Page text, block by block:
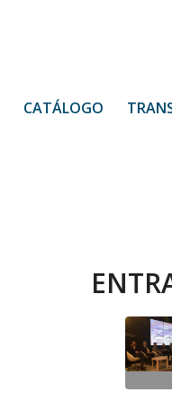
CATÁLOGO